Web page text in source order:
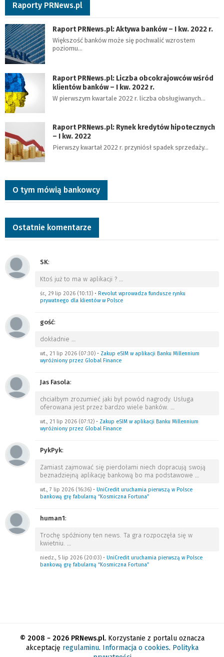
Raporty PRNews.pl
Raport PRNews.pl: Aktywa banków – I kw. 2022 r.
Większość banków może się pochwalić wzrostem
poziomu…
Raport PRNews.pl: Liczba obcokrajowców wśród
klientów banków – I kw. 2022 r.
W pierwszym kwartale 2022 r. liczba obsługiwanych…
Raport PRNews.pl: Rynek kredytów hipotecznych
– I kw. 2022
Pierwszy kwartał 2022 r. przyniósł spadek sprzedaży…
O tym mówią bankowcy
Ostatnie komentarze
SK:
Ktoś już to ma w aplikacji ? …
śr., 29 lip 2026 (10:13) • Revolut wprowadza fundusze rynku
prywatnego dla klientów w Polsce
gość:
dokładnie …
wt., 21 lip 2026 (07:30) • Zakup eSIM w aplikacji Banku Millennium
wyróżniony przez Global Finance
Jas Fasola:
chciałbym zrozumieć jaki był powód nagrody. Usługa
oferowana jest przez bardzo wiele banków. …
wt., 21 lip 2026 (07:12) • Zakup eSIM w aplikacji Banku Millennium
wyróżniony przez Global Finance
PykPyk:
Zamiast zajmować się pierdołami niech dopracują swoją
beznadziejną aplikację bankową bo ma podstawowe …
wt., 7 lip 2026 (16:36) • UniCredit uruchamia pierwszą w Polsce
bankową grę fabularną “Kosmiczna Fortuna”
human1:
Trochę spóźniony ten news. Ta gra rozpoczęła się w
kwietniu. …
niedz., 5 lip 2026 (20:03) • UniCredit uruchamia pierwszą w Polsce
bankową grę fabularną “Kosmiczna Fortuna”
© 2008 − 2026 PRNews.pl.Korzystanie z portalu oznacza
akceptację regulaminu. Informacja o cookies. Polityka